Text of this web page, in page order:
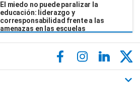
El miedo no puede paralizar la
educación: liderazgo y
corresponsabilidad frente a las
amenazas en las escuelas